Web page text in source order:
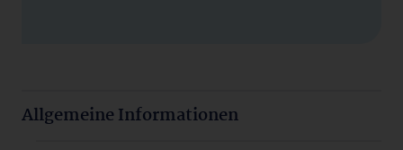
Allgemeine Informationen